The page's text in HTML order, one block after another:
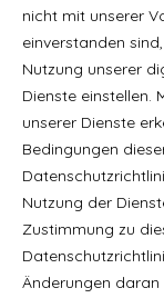
nicht mit unserer
einverstanden
Nutzung unserer
Dienste einstellen.
unserer Dienste
Bedingungen
Nutzung der
Zustimmung zu
Änderungen daran